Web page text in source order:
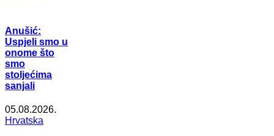
Anušić:
Uspjeli smo u
onome što
smo
stoljećima
sanjali
05.08.2026.
Hrvatska